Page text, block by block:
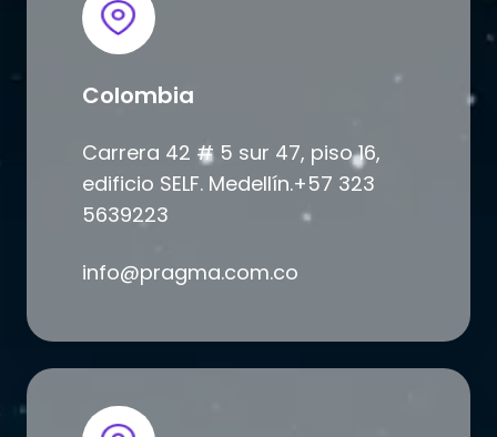
Colombia
Carrera 42 # 5 sur 47, piso 16,
edificio SELF. Medellín.+57 323
5639223
info@pragma.com.co